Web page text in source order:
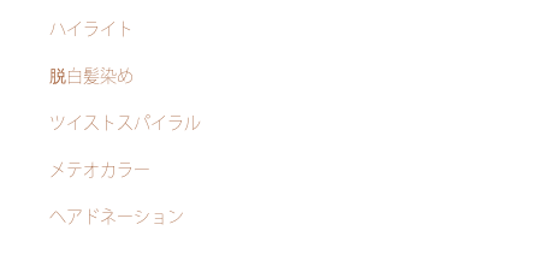
ハイライト
脱白髪染め
ツイストスパイラル
メテオカラー
ヘアドネーション